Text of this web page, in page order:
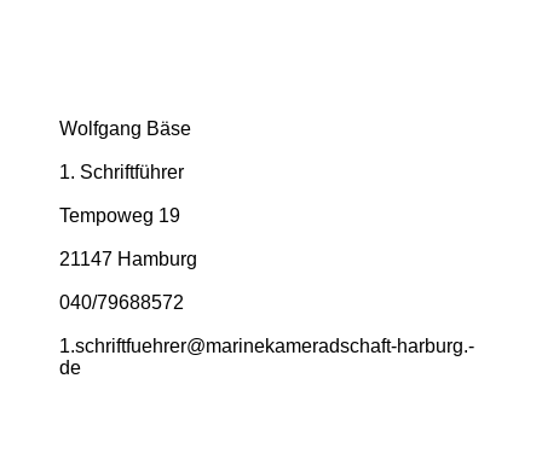
Wolfgang Bäse
1. Schriftführer
Tempoweg 19
21147 Hamburg
040/79688572
1.­schriftfuehrer@­marinekameradschaft-­harburg.­
de